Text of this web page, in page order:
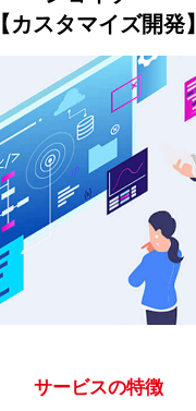
【カスタマイズ開発】
サービスの特徴